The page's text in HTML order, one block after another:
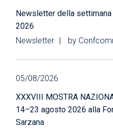
Newsletter della
2026
Newsletter
by
05/08/2026
XXXVIII MOSTRA
14–23 agosto 2026 alla
Sarzana